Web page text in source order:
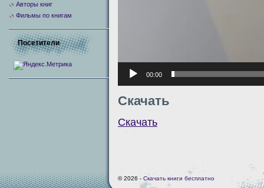
00:00
Скачать
Скачать
Авторы книг
Фильмы по книгам
Посетители
© 2026 - Скачать книги бесплатно